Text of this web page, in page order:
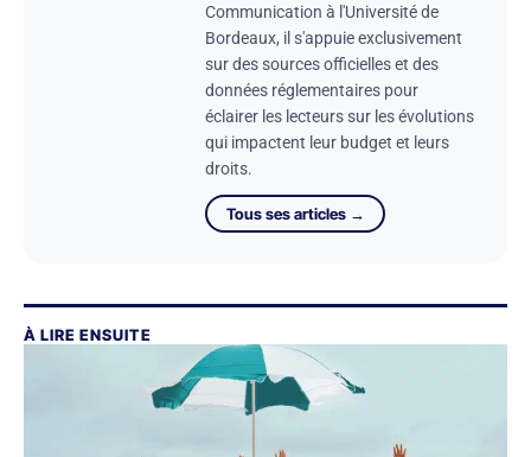
Communication à l'Université de
Bordeaux, il s'appuie exclusivement
sur des sources officielles et des
données réglementaires pour
éclairer les lecteurs sur les évolutions
qui impactent leur budget et leurs
droits.
Tous ses articles →
À LIRE ENSUITE